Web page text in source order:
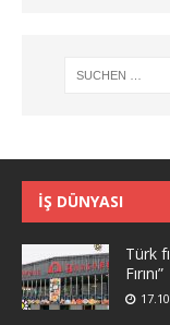
İŞ DÜNYASI
Türk
Fırını”